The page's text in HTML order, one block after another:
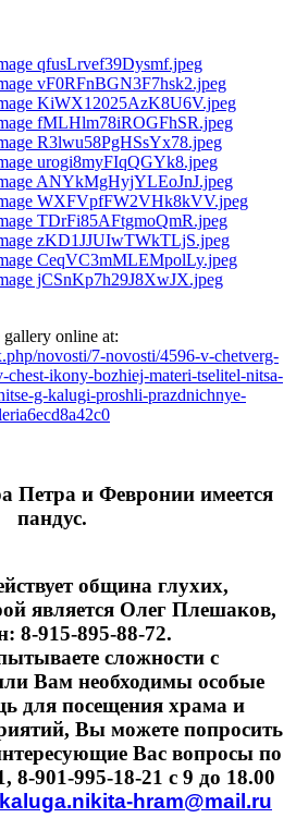
online at:
novosti/7-novosti/4596-v-chetverg-
chest-ikony-bozhiej-materi-tselitel-nitsa-
g-kalugi-proshli-prazdnichnye-
Петра и Февронии имеется
пандус.
община глухих,
является Олег Плешаков,
8-915-895-88-72.
сложности с
Вам необходимы особые
для посещения храма и
Вы можете попросить
Вас вопросы по
8-901-995-18-21 с 9 до 18.00
kaluga.nikita-hram@mail.ru